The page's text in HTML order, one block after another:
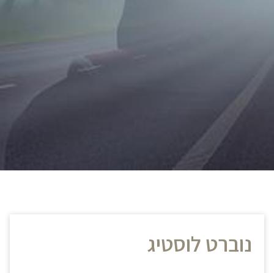
נוברט לוסטיג